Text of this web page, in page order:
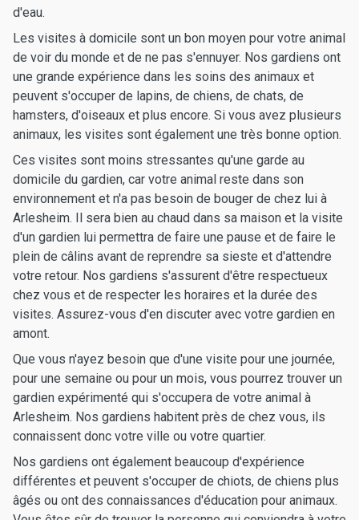
d'eau.
Les visites à domicile sont un bon moyen pour votre animal
de voir du monde et de ne pas s'ennuyer. Nos gardiens ont
une grande expérience dans les soins des animaux et
peuvent s'occuper de lapins, de chiens, de chats, de
hamsters, d'oiseaux et plus encore. Si vous avez plusieurs
animaux, les visites sont également une très bonne option.
Ces visites sont moins stressantes qu'une garde au
domicile du gardien, car votre animal reste dans son
environnement et n'a pas besoin de bouger de chez lui à
Arlesheim. Il sera bien au chaud dans sa maison et la visite
d'un gardien lui permettra de faire une pause et de faire le
plein de câlins avant de reprendre sa sieste et d'attendre
votre retour. Nos gardiens s'assurent d'être respectueux
chez vous et de respecter les horaires et la durée des
visites. Assurez-vous d'en discuter avec votre gardien en
amont.
Que vous n'ayez besoin que d'une visite pour une journée,
pour une semaine ou pour un mois, vous pourrez trouver un
gardien expérimenté qui s'occupera de votre animal à
Arlesheim. Nos gardiens habitent près de chez vous, ils
connaissent donc votre ville ou votre quartier.
Nos gardiens ont également beaucoup d'expérience
différentes et peuvent s'occuper de chiots, de chiens plus
âgés ou ont des connaissances d'éducation pour animaux.